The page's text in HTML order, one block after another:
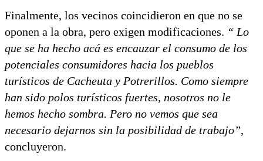
Finalmente, los vecinos coincidieron en que no se
oponen a la obra, pero exigen modificaciones. “ Lo
que se ha hecho acá es encauzar el consumo de los
potenciales consumidores hacia los pueblos
turísticos de Cacheuta y Potrerillos. Como siempre
han sido polos turísticos fuertes, nosotros no le
hemos hecho sombra. Pero no vemos que sea
necesario dejarnos sin la posibilidad de trabajo”,
concluyeron.